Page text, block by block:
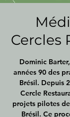
Cercles
Dominic
années 90 des
Brésil. Depuis
Cercle
projets pilotes
Brésil. Ce